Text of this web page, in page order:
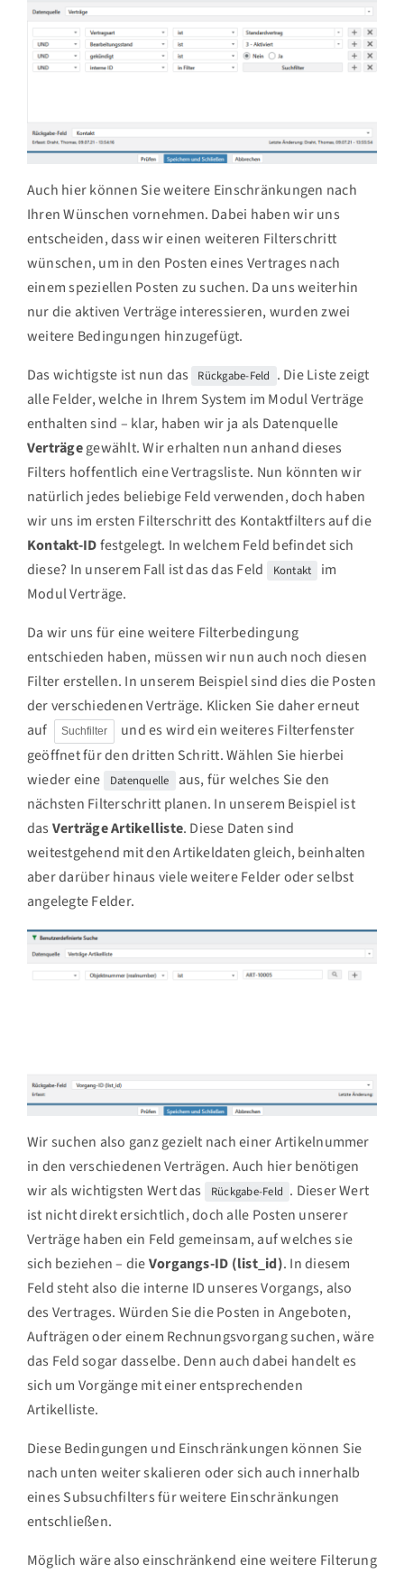
Auch hier können Sie weitere Einschränkungen nach
Ihren Wünschen vornehmen. Dabei haben wir uns
entscheiden, dass wir einen weiteren Filterschritt
wünschen, um in den Posten eines Vertrages nach
einem speziellen Posten zu suchen. Da uns weiterhin
nur die aktiven Verträge interessieren, wurden zwei
weitere Bedingungen hinzugefügt.
Das wichtigste ist nun das
Rückgabe-Feld . Die Liste zeigt
alle Felder, welche in Ihrem System im Modul Verträge
enthalten sind – klar, haben wir ja als Datenquelle
Verträgegewählt. Wir erhalten nun anhand dieses
Filters hoffentlich eine Vertragsliste. Nun könnten wir
natürlich jedes beliebige Feld verwenden, doch haben
wir uns im ersten Filterschritt des Kontaktfilters auf die
Kontakt-IDfestgelegt. In welchem Feld befindet sich
diese? In unserem Fall ist das das Feld
Kontakt
im
Modul Verträge.
Da wir uns für eine weitere Filterbedingung
entschieden haben, müssen wir nun auch noch diesen
Filter erstellen. In unserem Beispiel sind dies die Posten
der verschiedenen Verträge. Klicken Sie daher erneut
auf
Suchfilter
und es wird ein weiteres Filterfenster
geöffnet für den dritten Schritt. Wählen Sie hierbei
wieder eine
Datenquelle
aus, für welches Sie den
nächsten Filterschritt planen. In unserem Beispiel ist
das Verträge Artikelliste. Diese Daten sind
weitestgehend mit den Artikeldaten gleich, beinhalten
aber darüber hinaus viele weitere Felder oder selbst
angelegte Felder.
Wir suchen also ganz gezielt nach einer Artikelnummer
in den verschiedenen Verträgen. Auch hier benötigen
wir als wichtigsten Wert das
Rückgabe-Feld . Dieser Wert
ist nicht direkt ersichtlich, doch alle Posten unserer
Verträge haben ein Feld gemeinsam, auf welches sie
sich beziehen – dieVorgangs-ID (list_id). In diesem
Feld steht also die interne ID unseres Vorgangs, also
des Vertrages. Würden Sie die Posten in Angeboten,
Aufträgen oder einem Rechnungsvorgang suchen, wäre
das Feld sogar dasselbe. Denn auch dabei handelt es
sich um Vorgänge mit einer entsprechenden
Artikelliste.
Diese Bedingungen und Einschränkungen können Sie
nach unten weiter skalieren oder sich auch innerhalb
eines Subsuchfilters für weitere Einschränkungen
entschließen.
Möglich wäre also einschränkend eine weitere Filterung